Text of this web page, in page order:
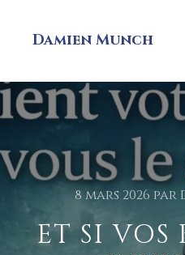
Damien Munch
8 mars 2026 par
ET SI VOS